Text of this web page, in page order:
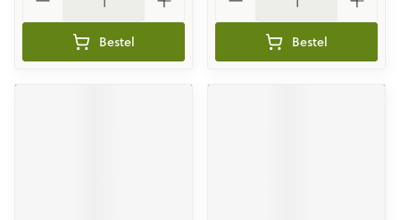
Bestel Bestel